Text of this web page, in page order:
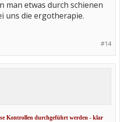
man etwas durch schienen
uns die ergotherapie.
#14
Kontrollen durchgeführt werden - klar